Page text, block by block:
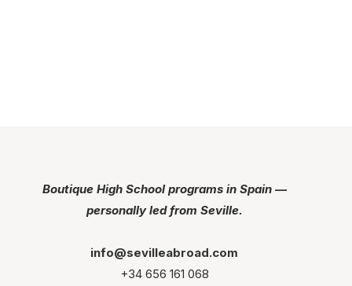
Boutique High School programs in Spain —
personally led from Seville.
info@sevilleabroad.com
+34 656 161 068